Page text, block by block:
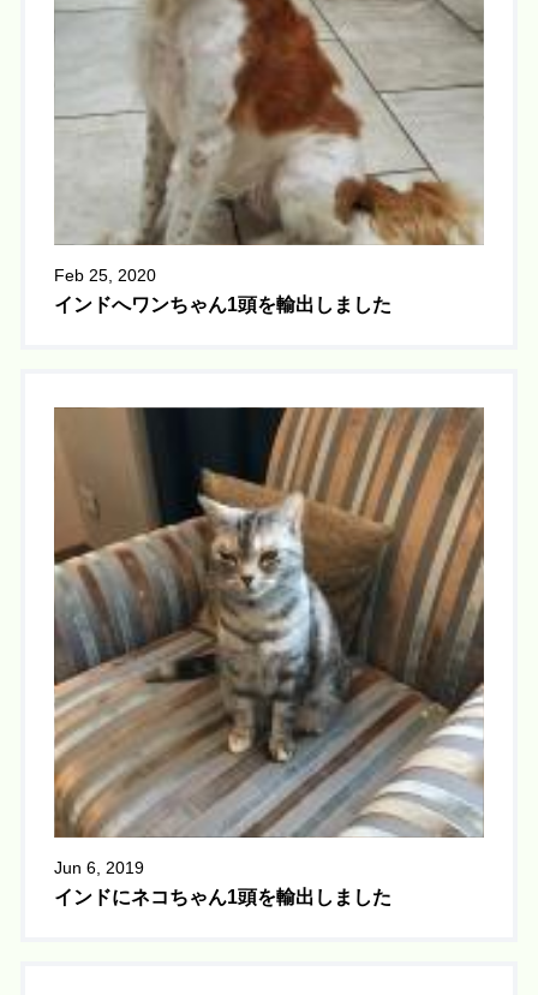
Feb 25, 2020
インドへワンちゃん1頭を輸出しました
Jun 6, 2019
インドにネコちゃん1頭を輸出しました